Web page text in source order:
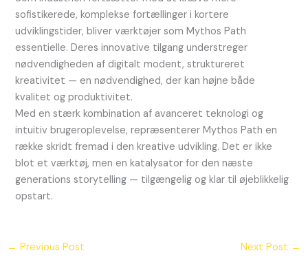
sofistikerede, komplekse fortællinger i kortere
udviklingstider, bliver værktøjer som Mythos Path
essentielle. Deres innovative tilgang understreger
nødvendigheden af digitalt modent, struktureret
kreativitet — en nødvendighed, der kan højne både
kvalitet og produktivitet.
Med en stærk kombination af avanceret teknologi og
intuitiv brugeroplevelse, repræsenterer Mythos Path en
række skridt fremad i den kreative udvikling. Det er ikke
blot et værktøj, men en katalysator for den næste
generations storytelling — tilgængelig og klar til øjeblikkelig
opstart.
← Previous Post Next Post →